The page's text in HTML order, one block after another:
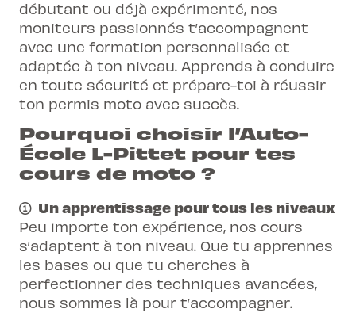
Avoir un permis d'élève A ou A1 valable
Etre capable de se déplacer avec le
véhicule
Suivre les 3 cours obligatoires avec le
même permis d'élève (dans les 4 mois de
validité)
Ne pas suivre 2 cours le même jour
Avoir un équipement adapté (veste,
gants, casque, chaussures montantes
Avoir un véhicule en bon état (pneus
gonflés et pas usés,éclairage, direction,
freins en ordre )
Au programme
moniteur de travailler certaines choses
en particulier
Avec oreillette
Outils pédagogiques pour réussir son
permis
l'examen
Au programme
Simulation d'examen : on va te mettre en
les mêmes choses et on te fera un feed-
back en fin de cours
Parcours lent et sur route
Avec oreillette
Outils pédagogiques pour réussir son
permis
débutant ou déjà expérimenté, nos
moniteurs passionnés t’accompagnent
avec une formation personnalisée et
adaptée à ton niveau. Apprends à conduire
en toute sécurité et prépare-toi à réussir
ton permis moto avec succès.
Pourquoi choisir l’Auto-
École L-Pittet pour tes
cours de moto ?
Un apprentissage pour tous les niveaux
Peu importe ton expérience, nos cours
s’adaptent à ton niveau. Que tu apprennes
les bases ou que tu cherches à
perfectionner des techniques avancées,
nous sommes là pour t’accompagner.